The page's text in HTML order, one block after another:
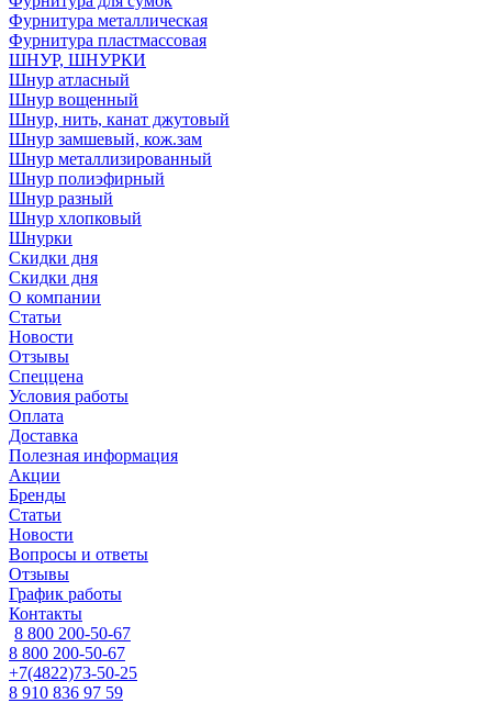
Фурнитура металлическая
Фурнитура пластмассовая
ШНУР, ШНУРКИ
Шнур атласный
Шнур вощенный
Шнур, нить, канат джутовый
Шнур замшевый, кож.зам
Шнур металлизированный
Шнур полиэфирный
Шнур разный
Шнур хлопковый
Шнурки
Скидки дня
Скидки дня
О компании
Статьи
Новости
Отзывы
Спеццена
Условия работы
Оплата
Доставка
Полезная информация
Акции
Бренды
Статьи
Новости
Вопросы и ответы
Отзывы
График работы
Контакты
8 800 200-50-67
8 800 200-50-67
+7(4822)73-50-25
8 910 836 97 59